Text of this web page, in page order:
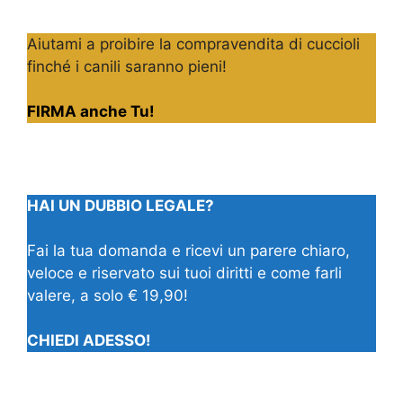
Aiutami a proibire la compravendita di cuccioli
finché i canili saranno pieni!
FIRMA anche Tu!
HAI UN DUBBIO LEGALE?
Fai la tua domanda e ricevi un parere chiaro,
veloce e riservato sui tuoi diritti e come farli
valere, a solo € 19,90!
CHIEDI ADESSO!